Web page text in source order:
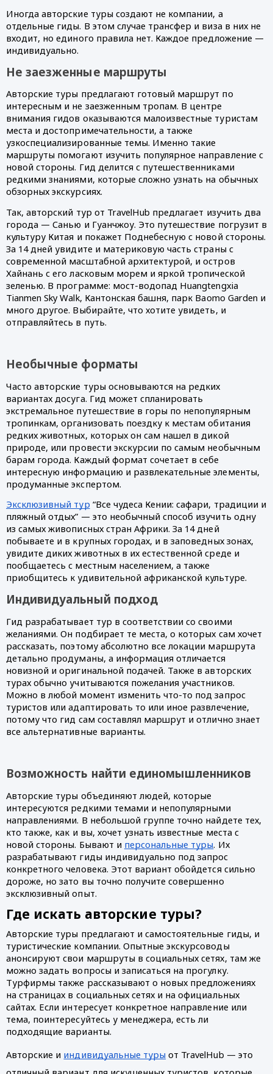
Иногда авторские туры создают не компании, а
отдельные гиды. В этом случае трансфер и виза в них не
входит, но единого правила нет. Каждое предложение —
индивидуально.
Не заезженные маршруты
Авторские туры предлагают готовый маршрут по
интересным и не заезженным тропам. В центре
внимания гидов оказываются малоизвестные туристам
места и достопримечательности, а также
узкоспециализированные темы. Именно такие
маршруты помогают изучить популярное направление с
новой стороны. Гид делится с путешественниками
редкими знаниями, которые сложно узнать на обычных
обзорных экскурсиях.
Так, авторский тур от TravelHub предлагает изучить два
города — Санью и Гуанчжоу. Это путешествие погрузит в
культуру Китая и покажет Поднебесную с новой стороны.
За 14 дней увидите и материковую часть страны с
современной масштабной архитектурой, и остров
Хайнань с его ласковым морем и яркой тропической
зеленью. В программе: мост-водопад Huangtengxia
Tianmen Sky Walk, Кантонская башня, парк Baomo Garden и
много другое. Выбирайте, что хотите увидеть, и
отправляйтесь в путь.
Необычные форматы
Часто авторские туры основываются на редких
вариантах досуга. Гид может спланировать
экстремальное путешествие в горы по непопулярным
тропинкам, организовать поездку к местам обитания
редких животных, которых он сам нашел в дикой
природе, или провести экскурсии по самым необычным
барам города. Каждый формат сочетает в себе
интересную информацию и развлекательные элементы,
продуманные экспертом.
Эксклюзивный тур “Все чудеса Кении: сафари, традиции и
пляжный отдых” — это необычный способ изучить одну
из самых живописных стран Африки. За 14 дней
побываете и в крупных городах, и в заповедных зонах,
увидите диких животных в их естественной среде и
пообщаетесь с местным населением, а также
приобщитесь к удивительной африканской культуре.
Индивидуальный подход
Гид разрабатывает тур в соответствии со своими
желаниями. Он подбирает те места, о которых сам хочет
рассказать, поэтому абсолютно все локации маршрута
детально продуманы, а информация отличается
новизной и оригинальной подачей. Также в авторских
турах обычно учитываются пожелания участников.
Можно в любой момент изменить что-то под запрос
туристов или адаптировать то или иное развлечение,
потому что гид сам составлял маршрут и отлично знает
все альтернативные варианты.
Возможность найти единомышленников
Авторские туры объединяют людей, которые
интересуются редкими темами и непопулярными
направлениями. В небольшой группе точно найдете тех,
кто также, как и вы, хочет узнать известные места с
новой стороны. Бывают и персональные туры. Их
разрабатывают гиды индивидуально под запрос
конкретного человека. Этот вариант обойдется сильно
дороже, но зато вы точно получите совершенно
эксклюзивный опыт.
Где искать авторские туры?
Авторские туры предлагают и самостоятельные гиды, и
туристические компании. Опытные экскурсоводы
анонсируют свои маршруты в социальных сетях, там же
можно задать вопросы и записаться на прогулку.
Турфирмы также рассказывают о новых предложениях
на страницах в социальных сетях и на официальных
сайтах. Если интересует конкретное направление или
тема, поинтересуйтесь у менеджера, есть ли
подходящие варианты.
Авторские и индивидуальные туры от TravelHub — это